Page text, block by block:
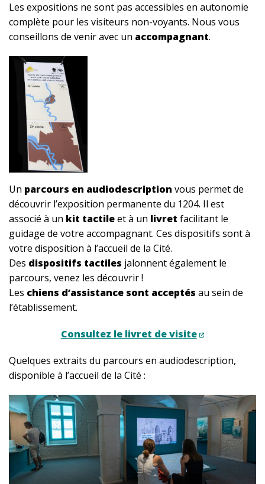
Les expositions ne sont pas accessibles en autonomie
complète pour les visiteurs non-voyants. Nous vous
conseillons de venir avec un accompagnant.
Un parcours en audiodescription vous permet de
découvrir l’exposition permanente du 1204. Il est
associé à un kit tactileet à un livret facilitant le
guidage de votre accompagnant. Ces dispositifs sont à
votre disposition à l’accueil de la Cité.
Des dispositifs tactiles jalonnent également le
parcours, venez les découvrir !
Les chiens d’assistance sont acceptés au sein de
l’établissement.
Consultez le livret de visite
Quelques extraits du parcours en audiodescription,
disponible à l’accueil de la Cité :